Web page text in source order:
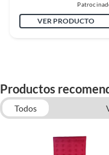
VER PRODUCTO
Productos
Todos
Sofas cama y futones